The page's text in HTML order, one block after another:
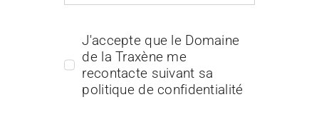
J'accepte que le Domaine
de la Traxène me
recontacte suivant sa
politique de confidentialité